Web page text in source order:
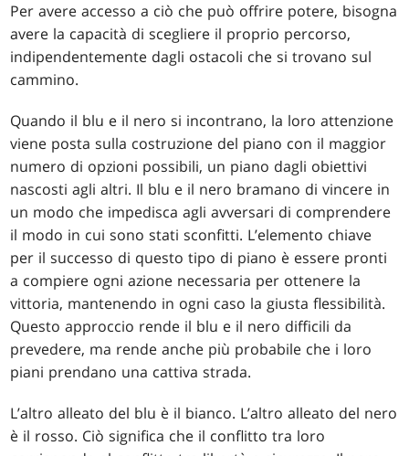
Per avere accesso a ciò che può offrire potere, bisogna
avere la capacità di scegliere il proprio percorso,
indipendentemente dagli ostacoli che si trovano sul
cammino.
Quando il blu e il nero si incontrano, la loro attenzione
viene posta sulla costruzione del piano con il maggior
numero di opzioni possibili, un piano dagli obiettivi
nascosti agli altri. Il blu e il nero bramano di vincere in
un modo che impedisca agli avversari di comprendere
il modo in cui sono stati sconfitti. L’elemento chiave
per il successo di questo tipo di piano è essere pronti
a compiere ogni azione necessaria per ottenere la
vittoria, mantenendo in ogni caso la giusta flessibilità.
Questo approccio rende il blu e il nero difficili da
prevedere, ma rende anche più probabile che i loro
piani prendano una cattiva strada.
L’altro alleato del blu è il bianco. L’altro alleato del nero
è il rosso. Ciò significa che il conflitto tra loro